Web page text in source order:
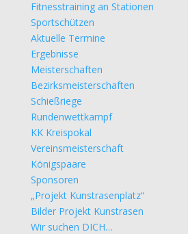
Fitnesstraining an Stationen
Sportschützen
Aktuelle Termine
Ergebnisse
Meisterschaften
Bezirksmeisterschaften
Schießriege
Rundenwettkampf
KK Kreispokal
Vereinsmeisterschaft
Königspaare
Sponsoren
„Projekt Kunstrasenplatz“
Bilder Projekt Kunstrasen
Wir suchen DICH…